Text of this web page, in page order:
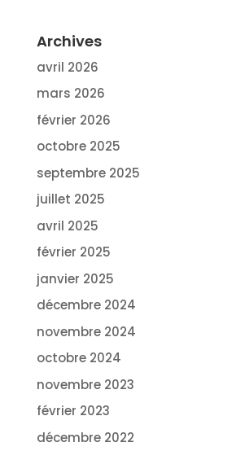
Archives
avril 2026
mars 2026
février 2026
octobre 2025
septembre 2025
juillet 2025
avril 2025
février 2025
janvier 2025
décembre 2024
novembre 2024
octobre 2024
novembre 2023
février 2023
décembre 2022